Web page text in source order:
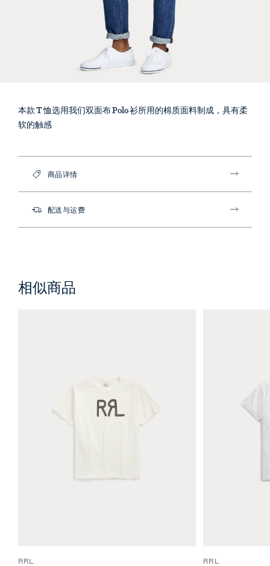
本款 T 恤选用我们双面布 Polo 衫所用的棉质面料制成，具有柔
软的触感
商品详情
配送与运费
相似商品
RRL RRL